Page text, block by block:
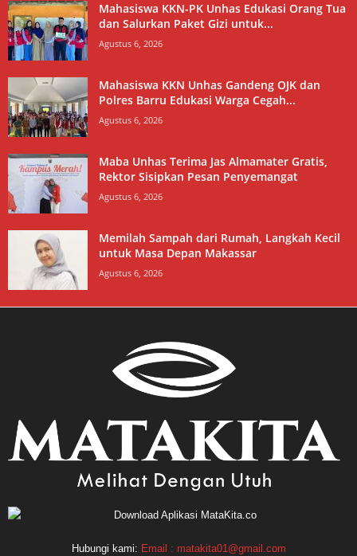
Mahasiswa KKN-PK Unhas Edukasi Orang Tua
dan Salurkan Paket Gizi untuk...
Agustus 6, 2026
Mahasiswa KKN Unhas Gandeng OJK dan
Polres Barru Edukasi Warga Cegah...
Agustus 6, 2026
Maba Unhas Terima Jas Almamater Gratis,
Rektor Sisipkan Pesan Penyemangat
Agustus 6, 2026
Memilah Sampah dari Rumah, Langkah Kecil
untuk Masa Depan Makassar
Agustus 6, 2026
Hubungi kami: Email : matakita01@gmail.com